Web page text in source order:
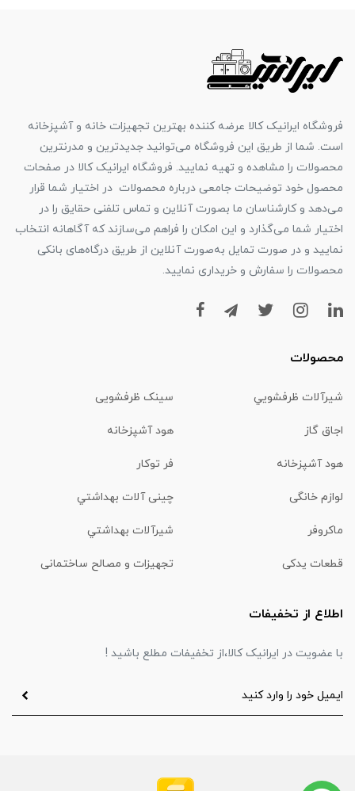
فروشگاه ایرانیک کالا عرضه کننده بهترین تجهیزات خانه و آشپزخانه
است. شما از طریق این فروشگاه می‌توانید جدیدترین و مدرنترین
محصولات را مشاهده و تهیه نمایید. فروشگاه ایرانیک کالا در صفحات
محصول خود توضیحات جامعی درباره محصولات در اختیار شما قرار
می‌دهد و کارشناسان ما بصورت آنلاین و تماس تلفنی حقایق را در
اختیار شما می‌گذارد و این امکان را فراهم می‌سازند که آگاهانه انتخاب
نمایید و در صورت تمایل به‌صورت آنلاین از طریق درگاه‌های بانکی
محصولات را سفارش و خریداری نمایید.
محصولات
شیرآلات ظرفشويي سینک ظرفشویی
اجاق گاز هود آشپزخانه
هود آشپزخانه فر توکار
لوازم خانگی چینی آلات بهداشتي
ماكروفر شیرآلات بهداشتي
قطعات یدکی تجهیزات و مصالح ساختمانی
اطلاع از تخفیفات
با عضویت در ایرانیک کالا،از تخفیفات مطلع باشید !